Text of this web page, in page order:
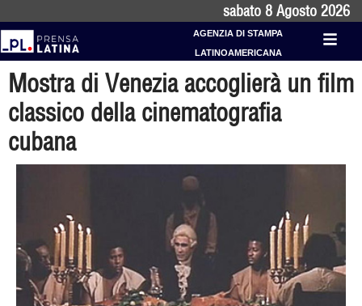
sabato 8 Agosto 2026
AGENZIA DI STAMPA
LATINOAMERICANA
Mostra di Venezia accoglierà un film
classico della cinematografia
cubana